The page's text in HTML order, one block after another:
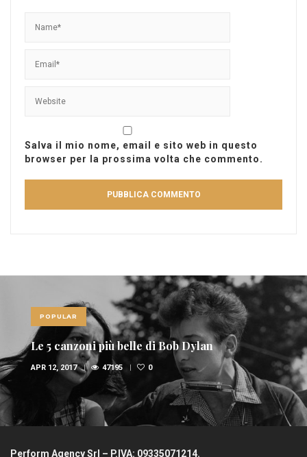
Salva il mio nome, email e sito web in questo
browser per la prossima volta che commento.
di Bob Dylan
0
POPULAR
Le 10 canzoni più
FEB 6, 2017 36944
Perform Agency Srl – P.IVA: 09335071214.